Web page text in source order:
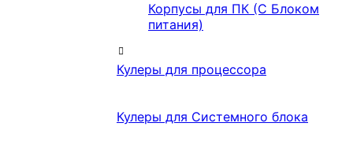
Корпусы для ПК (С Блоком
питания)
Кулеры для процессора
Кулеры для Системного блока